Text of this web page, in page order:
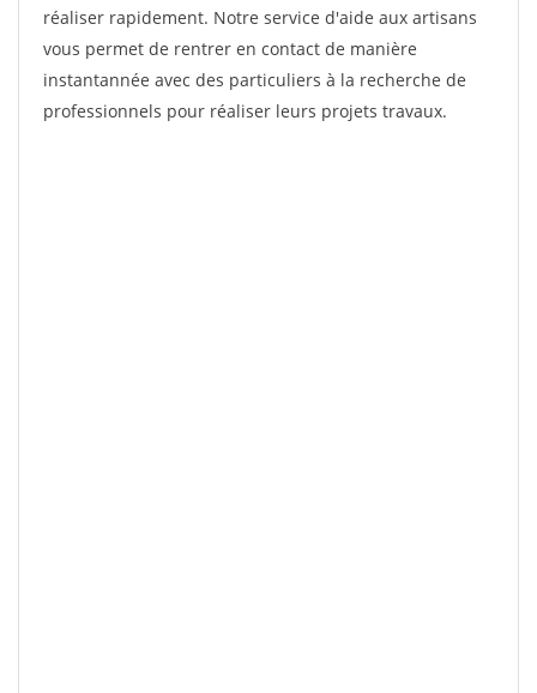
réaliser rapidement. Notre service d'aide aux artisans
vous permet de rentrer en contact de manière
instantannée avec des particuliers à la recherche de
professionnels pour réaliser leurs projets travaux.